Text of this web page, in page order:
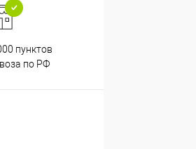
пунктов
по РФ